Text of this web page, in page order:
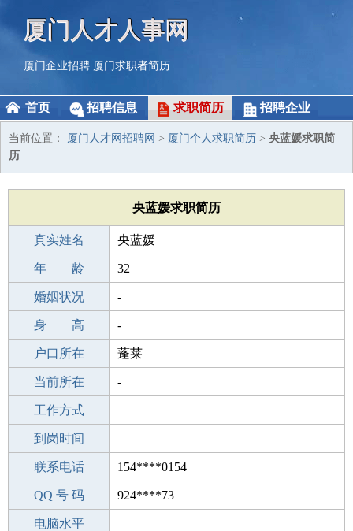
厦门人才人事网
厦门企业招聘 厦门求职者简历
首页 招聘信息 求职简历 招聘企业
当前位置： 厦门人才网招聘网 > 厦门个人求职简历 > 央蓝媛求职简
历
央蓝媛求职简历
真实姓名 央蓝媛
性 别 女
年 龄 32
出生年月 1994-05-21
婚姻状况 -
学 历 高中
身 高 -
毕业学校 高中
户口所在 蓬莱
所学专业 -
当前所在 -
工作经验
工作方式
驾 照
到岗时间
期望月薪
联系电话 154****0154
手机号码 154****0154
QQ 号 码 924****73
微信号码
电脑水平